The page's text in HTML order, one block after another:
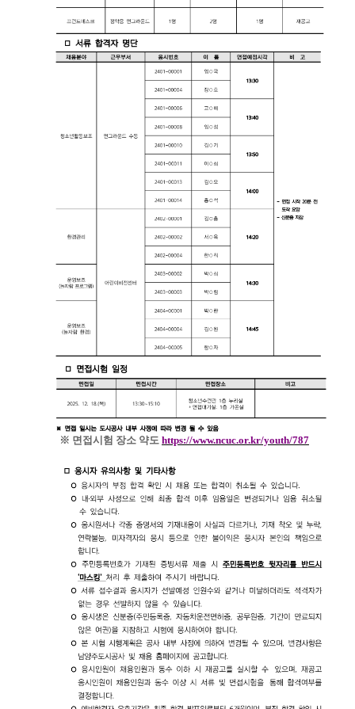
※ 면접시험 장소 약도 https://www.ncuc.or.kr/youth/787